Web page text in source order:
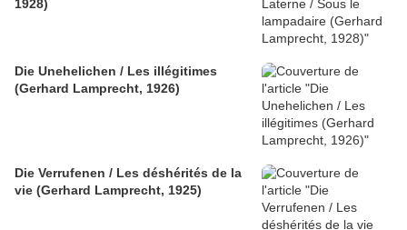
1928)
Die Unehelichen / Les illégitimes
(Gerhard Lamprecht, 1926)
Die Verrufenen / Les déshérités de la
vie (Gerhard Lamprecht, 1925)